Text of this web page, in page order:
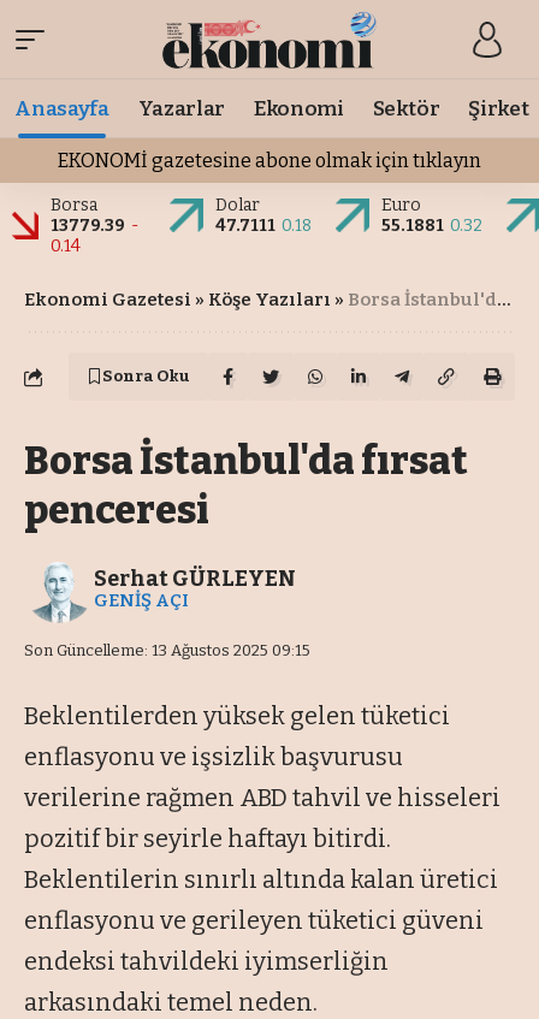
Anasayfa Yazarlar Ekonomi Sektör Şirket
EKONOMİ gazetesine abone olmak için tıklayın
Borsa
13779.39 -
0.14
Dolar
47.7111 0.18
Euro
55.1881 0.32
Ekonomi Gazetesi » Köşe Yazıları » Borsa İstanbul'da fırsat penceresi
Sonra Oku
Borsa İstanbul'da fırsat
penceresi
Son Güncelleme: 13 Ağustos 2025 09:15
Serhat GÜRLEYEN
GENİŞ AÇI
Beklentilerden yüksek gelen tüketici
enflasyonu ve işsizlik başvurusu
verilerine rağmen ABD tahvil ve hisseleri
pozitif bir seyirle haftayı bitirdi.
Beklentilerin sınırlı altında kalan üretici
enflasyonu ve gerileyen tüketici güveni
endeksi tahvildeki iyimserliğin
arkasındaki temel neden.